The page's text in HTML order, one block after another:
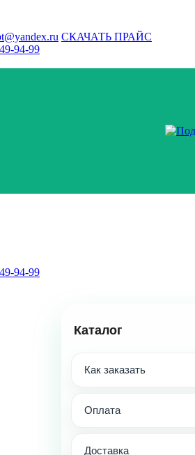
СКАЧАТЬ ПРАЙС
94-99
94-99
Каталог
Как заказать
Оплата
Доставка